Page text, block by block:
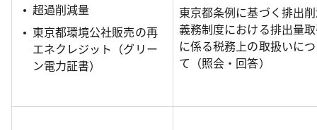
超過削減量
東京都環境公社販売の再
エネクレジット（グリー
ン電力証書）
東京都条例に基づく排出
義務制度における排出量
に係る税務上の取扱いに
て（照会・回答）